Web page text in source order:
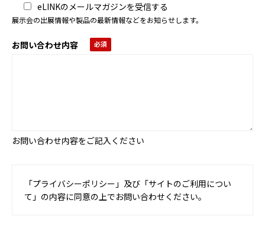
eLINKのメールマガジンを受信する
展示会の出展情報や製品の最新情報などをお知らせします。
お問い合わせ内容
お問い合わせ内容をご記入ください
「プライバシーポリシー」及び「サイトのご利用につい
て」の内容に同意の上でお問い合わせください。